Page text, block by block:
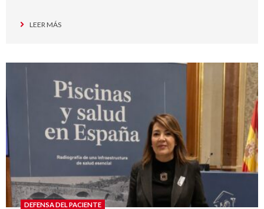
LEER MÁS
DEFENSA DEL PACIENTE